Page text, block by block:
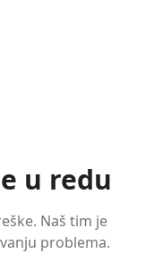
u redu
Naš tim je
problema.